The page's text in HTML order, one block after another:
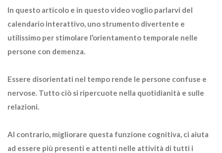
In questo articolo e in questo video voglio parlarvi del
calendario interattivo, uno strumento divertente e
utilissimo per stimolare l’orientamento temporale nelle
persone con demenza.
Essere disorientati nel tempo rende le persone confuse e
nervose. Tutto ciò si ripercuote nella quotidianità e sulle
relazioni.
Al contrario, migliorare questa funzione cognitiva, ci aiuta
ad essere più presenti e attenti nelle attività di tutti i